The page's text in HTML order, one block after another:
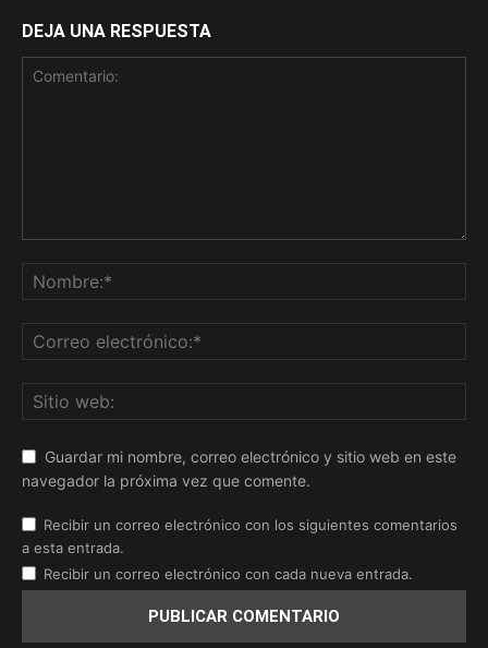
DEJA UNA RESPUESTA
Guardar mi nombre, correo electrónico y sitio web en este
navegador la próxima vez que comente.
Recibir un correo electrónico con los siguientes comentarios
a esta entrada.
Recibir un correo electrónico con cada nueva entrada.